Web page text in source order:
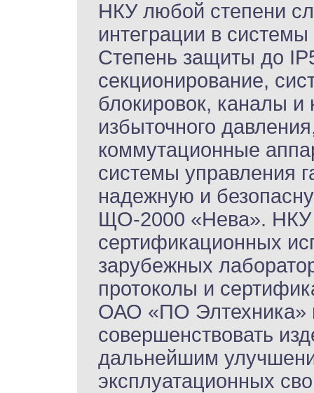
НКУ любой степени
интеграции в
Степень защиты до
секционирование,
блокировок, каналы
избыточного
коммутационные
системы управления
надежную и
ЩО-2000 «Нева». НКУ
сертификационных
зарубежных
протоколы и
ОАО «ПО Элтехника»
совершенствовать
дальнейшим
эксплуатационных